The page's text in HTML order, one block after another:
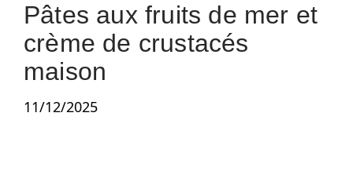
Pâtes aux fruits de mer et
crème de crustacés
maison
11/12/2025